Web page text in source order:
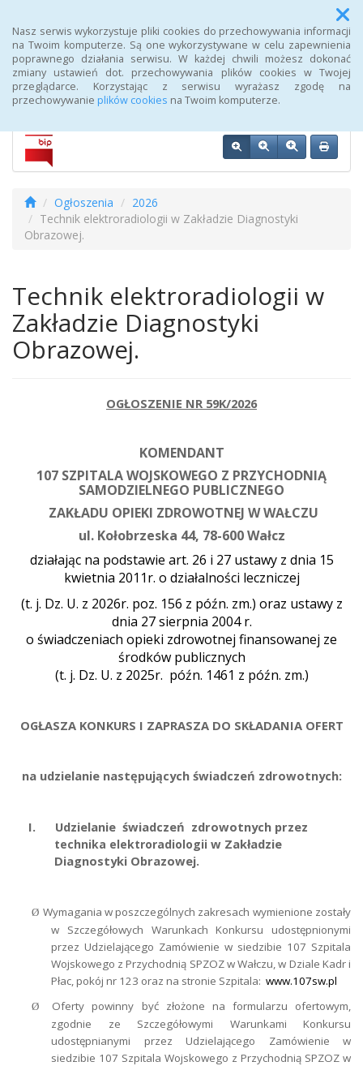
Nasz serwis wykorzystuje pliki cookies do przechowywania informacji
na Twoim komputerze. Są one wykorzystywane w celu zapewnienia
poprawnego działania serwisu. W każdej chwili możesz dokonać
zmiany ustawień dot. przechowywania plików cookies w Twojej
przeglądarce. Korzystając z serwisu wyrażasz zgodę na
przechowywanie plików cookies na Twoim komputerze.
Menu
Biuletyn Informacji Publicznej 107 Szpitala Wojskowego z
Przychodnią SPZOZ w Wałczu
Ogłoszenia
2026
Technik elektroradiologii w Zakładzie Diagnostyki
Obrazowej.
Technik elektroradiologii w
Zakładzie Diagnostyki
Obrazowej.
OGŁOSZENIE NR 59K/2026
KOMENDANT
107 SZPITALA WOJSKOWEGO Z PRZYCHODNIĄ
SAMODZIELNEGO PUBLICZNEGO
ZAKŁADU OPIEKI ZDROWOTNEJ W WAŁCZU
ul. Kołobrzeska 44, 78-600 Wałcz
działając na podstawie art. 26 i 27 ustawy z dnia 15
kwietnia 2011r. o działalności leczniczej
(t. j. Dz. U. z 2026r. poz. 156 z późn. zm.) oraz ustawy z
dnia 27 sierpnia 2004 r.
o świadczeniach opieki zdrowotnej finansowanej ze
środków publicznych
(t. j. Dz. U. z 2025r. późn. 1461 z późn. zm.)
OGŁASZA KONKURS I ZAPRASZA DO SKŁADANIA OFERT
na udzielanie następujących świadczeń zdrowotnych:
I. Udzielanie świadczeń zdrowotnych przez
technika elektroradiologiiw Zakładzie
Diagnostyki Obrazowej.
Ø Wymagania w poszczególnych zakresach wymienione zostały
w Szczegółowych Warunkach Konkursu udostępnionymi
przez Udzielającego Zamówienie w siedzibie 107 Szpitala
Wojskowego z Przychodnią SPZOZ w Wałczu, w Dziale Kadr i
Płac, pokój nr 123 oraz na stronie Szpitala: www.107sw.pl
Ø
Oferty powinny być złożone na formularzu ofertowym,
zgodnie ze Szczegółowymi Warunkami Konkursu
udostępnianymi przez Udzielającego Zamówienie w
siedzibie 107 Szpitala Wojskowego z Przychodnią SPZOZ w